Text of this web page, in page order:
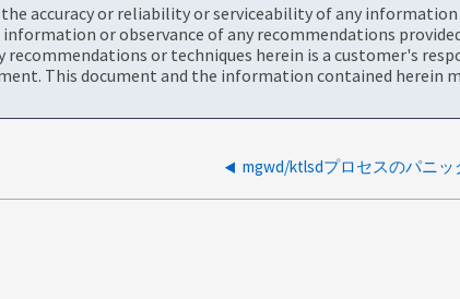
accuracy or reliability or serviceability of any
or observance of any recommendations
or techniques herein is a customer's
This document and the information contained herein
mgwd/ktlsdプロセスのパニッ